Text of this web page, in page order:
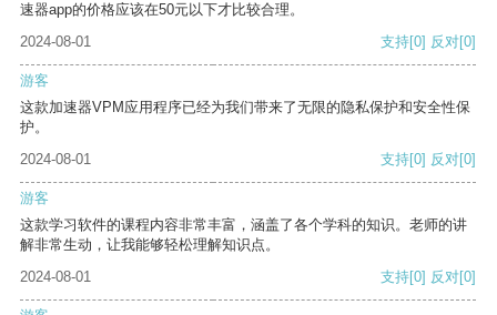
速器app的价格应该在50元以下才比较合理。
2024-08-01
支持[0] 反对[0]
游客
这款加速器VPM应用程序已经为我们带来了无限的隐私保护和安全性保
护。
2024-08-01
支持[0] 反对[0]
游客
这款学习软件的课程内容非常丰富，涵盖了各个学科的知识。老师的讲
解非常生动，让我能够轻松理解知识点。
2024-08-01
支持[0] 反对[0]